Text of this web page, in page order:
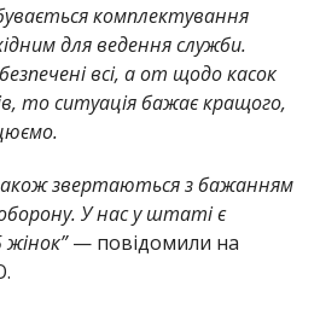
комплектування
для ведення служби.
всі, а от щодо касок
то ситуація бажає кращого,
звертаються з бажанням
У нас у штаті є
— повідомили на